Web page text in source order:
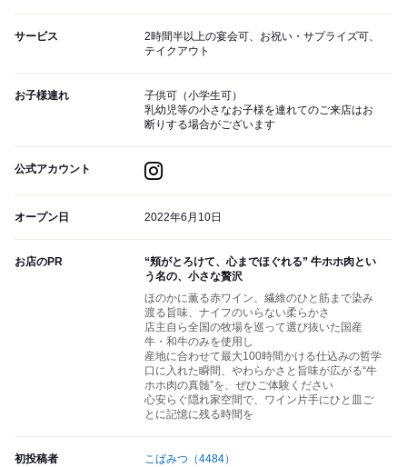
サービス
2時間半以上の宴会可、お祝い・サプライズ可、
テイクアウト
お子様連れ
子供可（小学生可）
乳幼児等の小さなお子様を連れてのご来店はお
断りする場合がございます
公式アカウント
オープン日 2022年6月10日
お店のPR
“頬がとろけて、心までほぐれる” 牛ホホ肉とい
う名の、小さな贅沢
ほのかに薫る赤ワイン、繊維のひと筋まで染み
渡る旨味、ナイフのいらない柔らかさ
店主自ら全国の牧場を巡って選び抜いた国産
牛・和牛のみを使用し
産地に合わせて最大100時間かける仕込みの哲学
口に入れた瞬間、やわらかさと旨味が広がる“牛
ホホ肉の真髄”を、ぜひご体験ください
心安らぐ隠れ家空間で、ワイン片手にひと皿ご
とに記憶に残る時間を
初投稿者 こばみつ （4484）